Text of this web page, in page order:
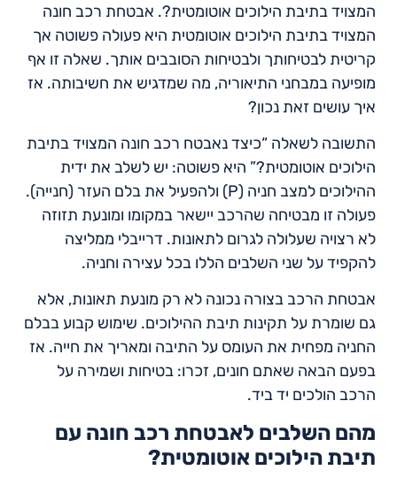
המצויד בתיבת הילוכים אוטומטית?. אבטחת רכב חונה
המצויד בתיבת הילוכים אוטומטית היא פעולה פשוטה אך
קריטית לבטיחותך ולבטיחות הסובבים אותך. שאלה זו אף
מופיעה במבחני התיאוריה, מה שמדגיש את חשיבותה. אז
איך עושים זאת נכון?
התשובה לשאלה “כיצד נאבטח רכב חונה המצויד בתיבת
הילוכים אוטומטית?” היא פשוטה: יש לשלב את ידית
ההילוכים למצב חניה (P) ולהפעיל את בלם העזר (חנייה).
פעולה זו מבטיחה שהרכב יישאר במקומו ומונעת תזוזה
לא רצויה שעלולה לגרום לתאונות. דרייבלי ממליצה
להקפיד על שני השלבים הללו בכל עצירה וחניה.
אבטחת הרכב בצורה נכונה לא רק מונעת תאונות, אלא
גם שומרת על תקינות תיבת ההילוכים. שימוש קבוע בבלם
החניה מפחית את העומס על התיבה ומאריך את חייה. אז
בפעם הבאה שאתם חונים, זכרו: בטיחות ושמירה על
הרכב הולכים יד ביד.
מהם השלבים לאבטחת רכב חונה עם
תיבת הילוכים אוטומטית?